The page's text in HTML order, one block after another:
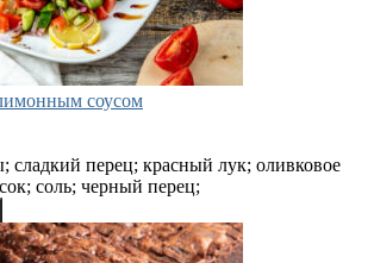
соусом
сладкий перец; красный лук; оливковое
соль; черный перец;